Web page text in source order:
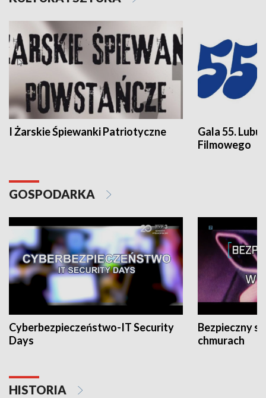
I Żarskie Śpiewanki Patriotyczne
Gala 55.
Filmowego
GOSPODARKA
Cyberbezpieczeństwo-IT Security
Days
Bezpieczny
chmurach
HISTORIA